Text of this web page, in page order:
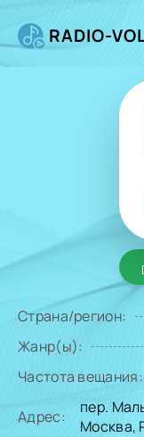
RADIO-
Страна/регион:
Жанр(ы):
Частота вещания:
Адрес:
пер.
Москва,